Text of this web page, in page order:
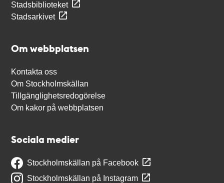
Stadsbiblioteket
Stadsarkivet
Om webbplatsen
Kontakta oss
Om Stockholmskällan
Tillgänglighetsredogörelse
Om kakor på webbplatsen
Sociala medier
Stockholmskällan på Facebook
Stockholmskällan på Instagram